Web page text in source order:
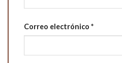
Correo electrónico *